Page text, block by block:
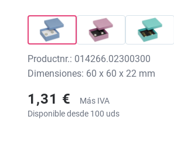
Productnr.: 014266.02300300
Dimensiones: 60 x 60 x 22 mm
1,31 €
Más IVA
Disponible desde 100 uds